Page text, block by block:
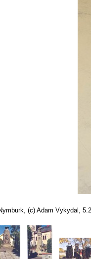
(c) Adam Vykydal,